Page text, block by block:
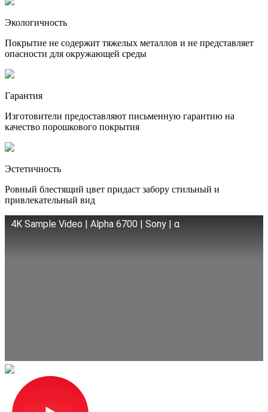
Экологичность
Покрытие не содержит тяжелых металлов и не представляет
опасности для окружающей среды
Гарантия
Изготовители предоставляют письменную гарантию на
качество порошкового покрытия
Эстетичность
Ровный блестящий цвет придаст забору стильный и
привлекательный вид
4K Sample Video | Alpha 6700 | Sony | α